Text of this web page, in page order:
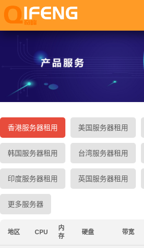
香港服务器租用 美国服务器租用
韩国服务器租用 台湾服务器租用
印度服务器租用 英国服务器租用
更多服务器
地区 CPU
内
存
硬盘 带宽